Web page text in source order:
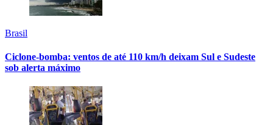
Brasil
Ciclone-bomba: ventos de até 110 km/h deixam Sul e Sudeste
sob alerta máximo